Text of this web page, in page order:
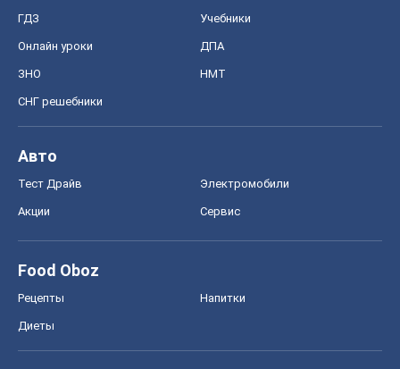
ГДЗ Учебники
Онлайн уроки ДПА
ЗНО НМТ
СНГ решебники
Авто
Тест Драйв Электромобили
Акции Сервис
Food Oboz
Рецепты Напитки
Диеты